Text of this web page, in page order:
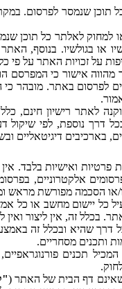
תוכן שנמסר לפרסום.
לאלתר כל תוכן
או בגולשיו. בנוסף,
על זכויות האתר על פי כל
אישור כי המפרסם
לפרסום באתר. מובהר כי
לאתר רישיון חינם,
דרך נוספת, לפי שיקול
בארכיבים דיגיטאליים
פרטיות ואישיות בלבד.
אלקטרוניים,
או הסכמה מפורשת מראש
בכלל זה, אין ליצור
דרך שהיא ובכלל זה
ותכנים מסחריים.
תכנים
דף הבית של האתר (